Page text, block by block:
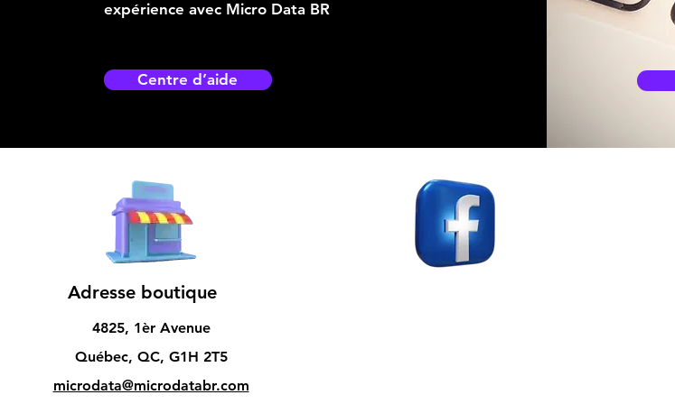
expérience avec Micro Data BR
Centre d’aide
Adresse boutique
4825, 1èr Avenue
Québec, QC, G1H 2T5
microdata@microdatabr.com